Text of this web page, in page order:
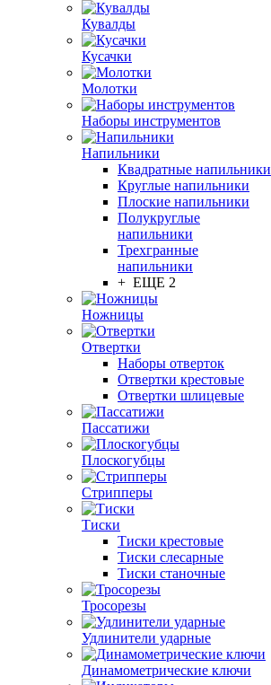
Кувалды
Кусачки
Молотки
Наборы инструментов
Напильники
Квадратные напильники
Круглые напильники
Плоские напильники
Полукруглые
напильники
Трехгранные
напильники
+ ЕЩЕ 2
Ножницы
Отвертки
Наборы отверток
Отвертки крестовые
Отвертки шлицевые
Пассатижи
Плоскогубцы
Стрипперы
Тиски
Тиски крестовые
Тиски слесарные
Тиски станочные
Тросорезы
Удлинители ударные
Динамометрические ключи